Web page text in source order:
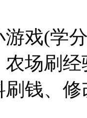
戏(学
场刷
钱、